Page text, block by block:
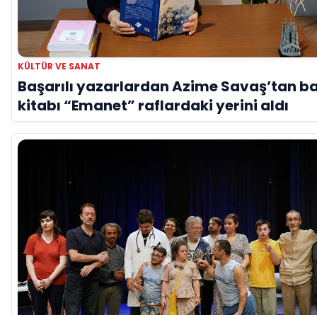
KÜLTÜR VE SANAT
Başarılı yazarlardan Azime Savaş’tan
kitabı “Emanet” raflardaki yerini aldı